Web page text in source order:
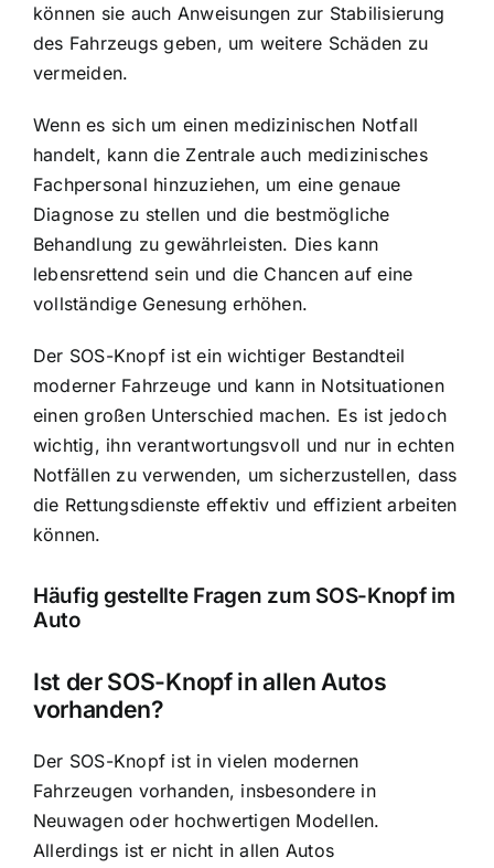
können sie auch Anweisungen zur Stabilisierung
des Fahrzeugs geben, um weitere Schäden zu
vermeiden.
Wenn es sich um einen medizinischen Notfall
handelt, kann die Zentrale auch medizinisches
Fachpersonal hinzuziehen, um eine genaue
Diagnose zu stellen und die bestmögliche
Behandlung zu gewährleisten. Dies kann
lebensrettend sein und die Chancen auf eine
vollständige Genesung erhöhen.
Der SOS-Knopf ist ein wichtiger Bestandteil
moderner Fahrzeuge und kann in Notsituationen
einen großen Unterschied machen. Es ist jedoch
wichtig, ihn verantwortungsvoll und nur in echten
Notfällen zu verwenden, um sicherzustellen, dass
die Rettungsdienste effektiv und effizient arbeiten
können.
Häufig gestellte Fragen zum SOS-Knopf im
Auto
Ist der SOS-Knopf in allen Autos
vorhanden?
Der SOS-Knopf ist in vielen modernen
Fahrzeugen vorhanden, insbesondere in
Neuwagen oder hochwertigen Modellen.
Allerdings ist er nicht in allen Autos